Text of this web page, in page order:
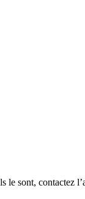
sont, contactez